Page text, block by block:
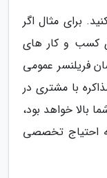
برای مثال اگر
کسب و کار های
فریلنسر عمومی
با مشتری در
خواهد بود،
احتیاج تخصصی